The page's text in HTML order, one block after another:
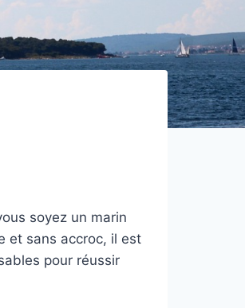
soyez un marin
et sans accroc, il est
pour réussir